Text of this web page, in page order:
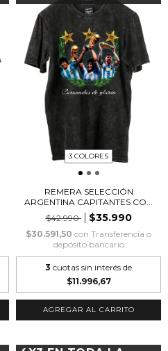
3 COLORES
REMERA SELECCIÓN
ARGENTINA CAPITANTES CO...
$42.990
$35.990
$30.591,50 con Transferencia o
depósito bancario
3 cuotas sin interés de
$11.996,67
AGREGAR AL CARRITO